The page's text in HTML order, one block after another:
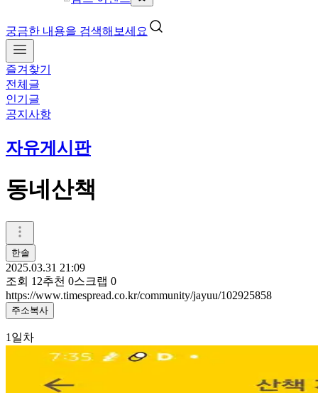
궁금한 내용을 검색해보세요
즐겨찾기
전체글
인기글
공지사항
자유게시판
동네산책
한솔
2025.03.31 21:09
조회 12추천 0스크랩 0
https://www.timespread.co.kr/community/jayuu/102925858
주소복사
1일차